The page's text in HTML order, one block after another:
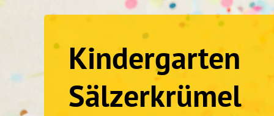
Kindergarten
Sälzerkrümel